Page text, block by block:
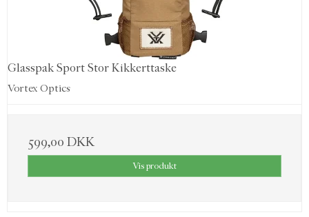
Glasspak Sport Stor Kikkerttaske
Vortex Optics
599,00 DKK
Vis produkt